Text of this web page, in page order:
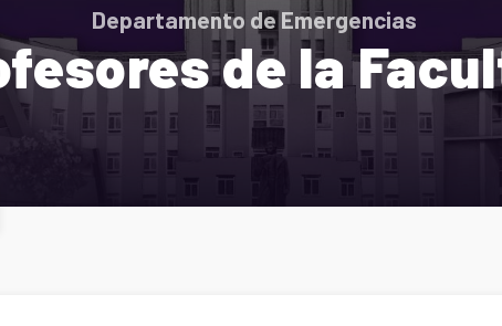
Departamento de Emergencias
de la